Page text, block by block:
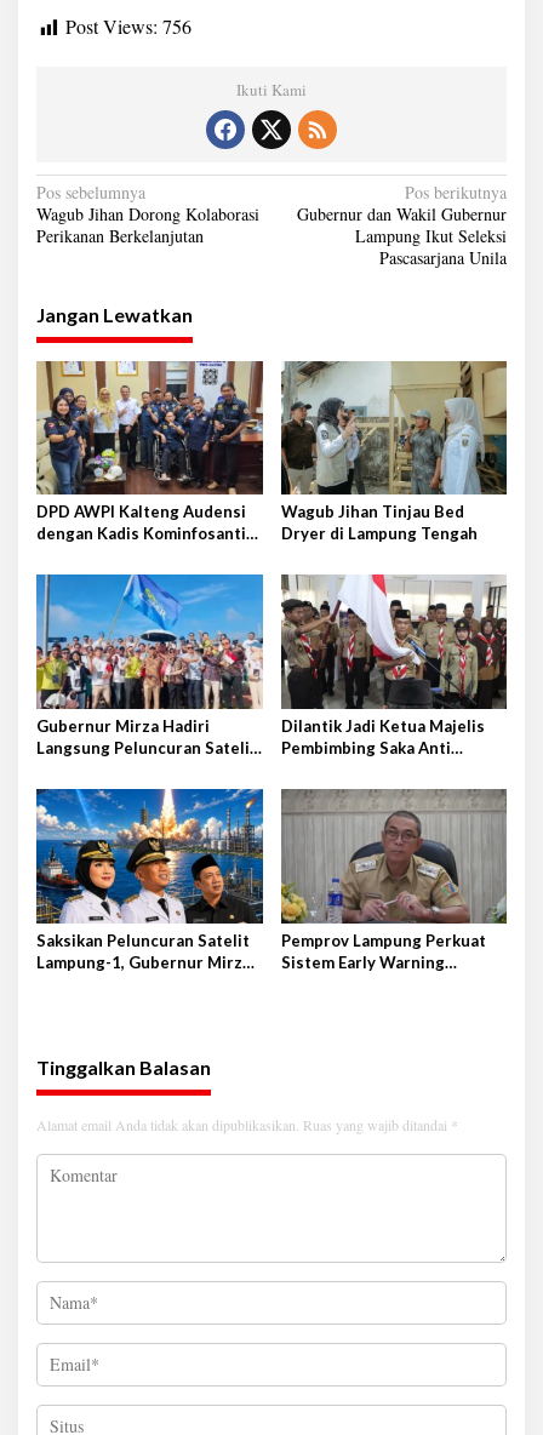
Post Views: 756
Ikuti Kami
N
a
i
g
a
s
i
p
o
s
Pos sebelumnya
Wagub Jihan Dorong Kolaborasi
Perikanan Berkelanjutan
Pos berikutnya
Gubernur dan Wakil Gubernur
Lampung Ikut Seleksi
Pascasarjana Unila
Jangan Lewatkan
DPD AWPI Kalteng Audensi
dengan Kadis Kominfosantik
Rencana Kongnas II AWPI se-
Indonesia
Wagub Jihan Tinjau Bed
Dryer di Lampung Tengah
Gubernur Mirza Hadiri
Langsung Peluncuran Satelit
Tiongkok Timur
Dilantik Jadi Ketua Majelis
Pembimbing Saka Anti
Selatan, Kepala BNNK
Pramuka Garda P4GN
Saksikan Peluncuran Satelit
Lampung-1, Gubernur Mirza
Pemprov Lampung Perkuat
Sistem Early Warning
Tinggalkan Balasan
Alamat email Anda tidak akan dipublikasikan. Ruas yang wajib ditandai *